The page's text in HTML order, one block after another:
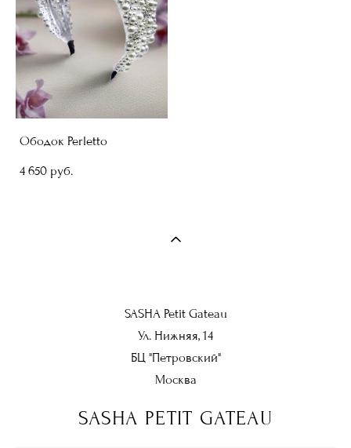
Ободок Perletto
4 650 pуб.
SASHA Petit Gateau
Ул. Нижняя, 14
БЦ "Петровский"
Москва
SASHA PETIT GATEAU